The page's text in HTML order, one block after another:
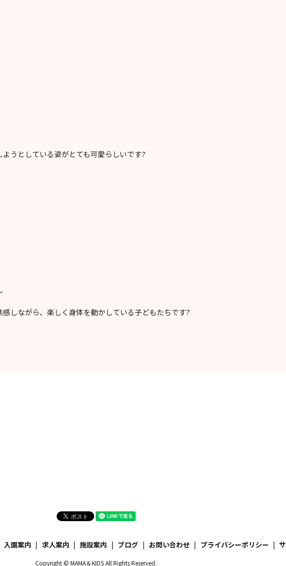
うとしている姿がとても可愛らしいです?
しながら、楽しく身体を動かしている子どもたちです?
入園案内 求人案内 施設案内 ブログ お問い合わせ プライバシーポリシー
Copyright © MAMA＆KIDS All Rights Reserved.